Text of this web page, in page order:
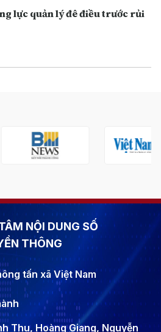
lực quản lý đê điều trước rủi
NỘI DUNG SỐ
THÔNG
tấn xã Việt Nam
Thu, Hoàng Giang, Nguyễn